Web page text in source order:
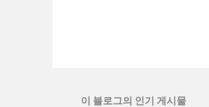
이 블로그의 인기 게시물